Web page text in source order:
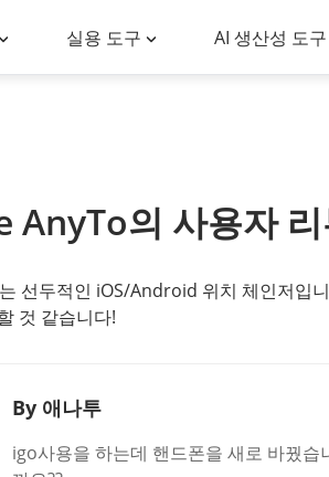
실용 도구 AI 생산성 도구
AnyTo의 사용자
선두적인 iOS/Android 위치 체인저입
것 같습니다!
By 애나투
igo사용을 하는데 핸드폰을 새로 바꿨